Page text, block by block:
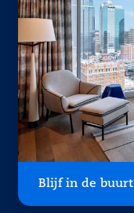
Blijf in de buurt